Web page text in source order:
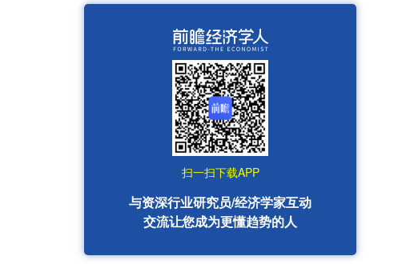
扫一扫下载APP
与资深行业研究员/经济学家互动
交流让您成为更懂趋势的人